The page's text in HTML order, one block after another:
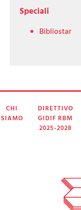
Speciali
Bibliostar
CHI
SIAMO
DIRETTIVO
GIDIF RBM
2025-2028